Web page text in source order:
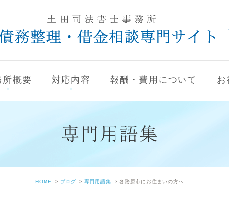
所概要 対応内容 報酬・費用について お
専門用語集
HOME ブログ 専門用語集 各務原市にお住まいの方へ